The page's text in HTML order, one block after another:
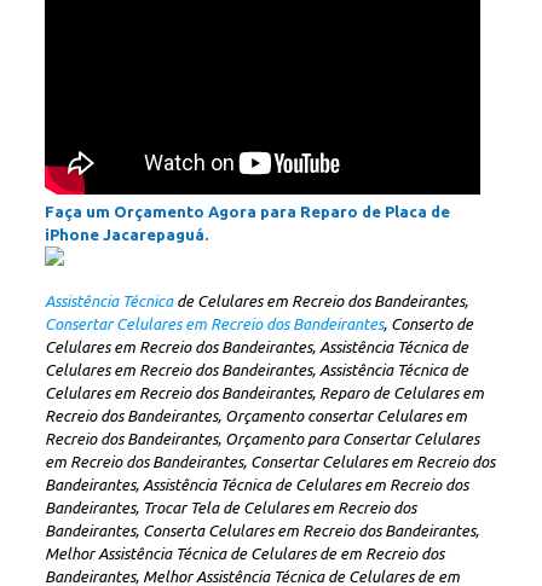
Faça um Orçamento Agora para Reparo de Placa de
iPhone Jacarepaguá.
Assistência Técnicade Celulares em Recreio dos Bandeirantes,
Consertar Celulares em Recreio dos Bandeirantes, Conserto de
Celulares em Recreio dos Bandeirantes, Assistência Técnica de
Celulares em Recreio dos Bandeirantes, Assistência Técnica de
Celulares em Recreio dos Bandeirantes, Reparo de Celulares em
Recreio dos Bandeirantes, Orçamento consertar Celulares em
Recreio dos Bandeirantes, Orçamento para Consertar Celulares
em Recreio dos Bandeirantes, Consertar Celulares em Recreio dos
Bandeirantes, Assistência Técnica de Celulares em Recreio dos
Bandeirantes, Trocar Tela de Celulares em Recreio dos
Bandeirantes, Conserta Celulares em Recreio dos Bandeirantes,
Melhor Assistência Técnica de Celulares de em Recreio dos
Bandeirantes, Melhor Assistência Técnica de Celulares de em